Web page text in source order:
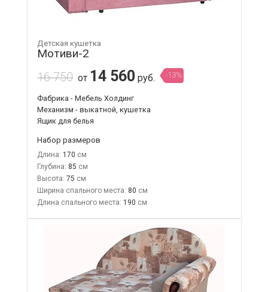
Детская кушетка
Мотиви-2
16 750 от 14 560 руб. -13%
Фабрика - Мебель Холдинг
Механизм - выкатной, кушетка
Ящик для белья
Набор размеров
Длина: 170
Глубина: 85
Высота: 75
Ширина спального места: 80
Длина спального места: 190